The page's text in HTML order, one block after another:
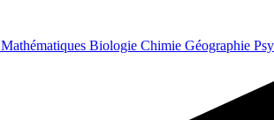
Mathématiques Biologie Chimie Géographie